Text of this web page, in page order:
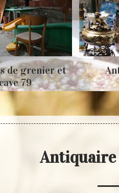
de grenier et
79
Antiquaire